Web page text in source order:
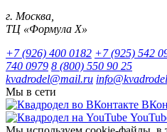
г. Москва,
ТЦ «Формула Х»
+7 (926) 400 0182 +7 (925) 542
740 0979 8 (800) 550 90 25
kvadrodel@mail.ru
Мы в сети